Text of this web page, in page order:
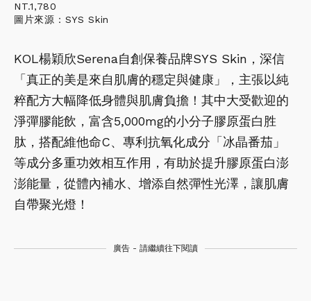
NT.1,780
圖片來源：SYS Skin
KOL楊穎欣Serena自創保養品牌SYS Skin，深信
「真正的美是來自肌膚的穩定與健康」，主張以純
粹配方大幅降低身體與肌膚負擔！其中大受歡迎的
淨彈膠能飲，富含5,000mg的小分子膠原蛋白胜
肽，搭配維他命C、專利抗氧化成分「冰晶番茄」
等成分多重功效相互作用，有助於提升膠原蛋白澎
澎能量，從體內補水、增添自然彈性光澤，讓肌膚
自帶聚光燈！
廣告 - 請繼續往下閱讀